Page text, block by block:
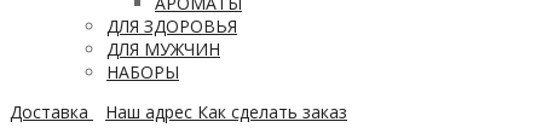
ДЛЯ ЗДОРОВЬЯ
ДЛЯ МУЖЧИН
НАБОРЫ
Доставка
Наш адрес Как сделать заказ